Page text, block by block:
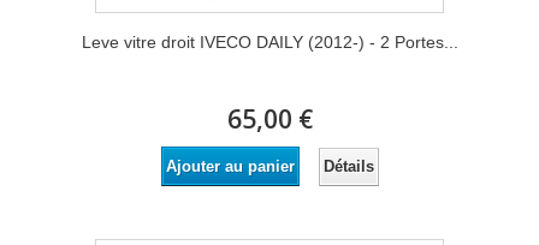
Leve vitre droit IVECO DAILY (2012-) - 2 Portes...
65,00 €
Ajouter au panier Détails